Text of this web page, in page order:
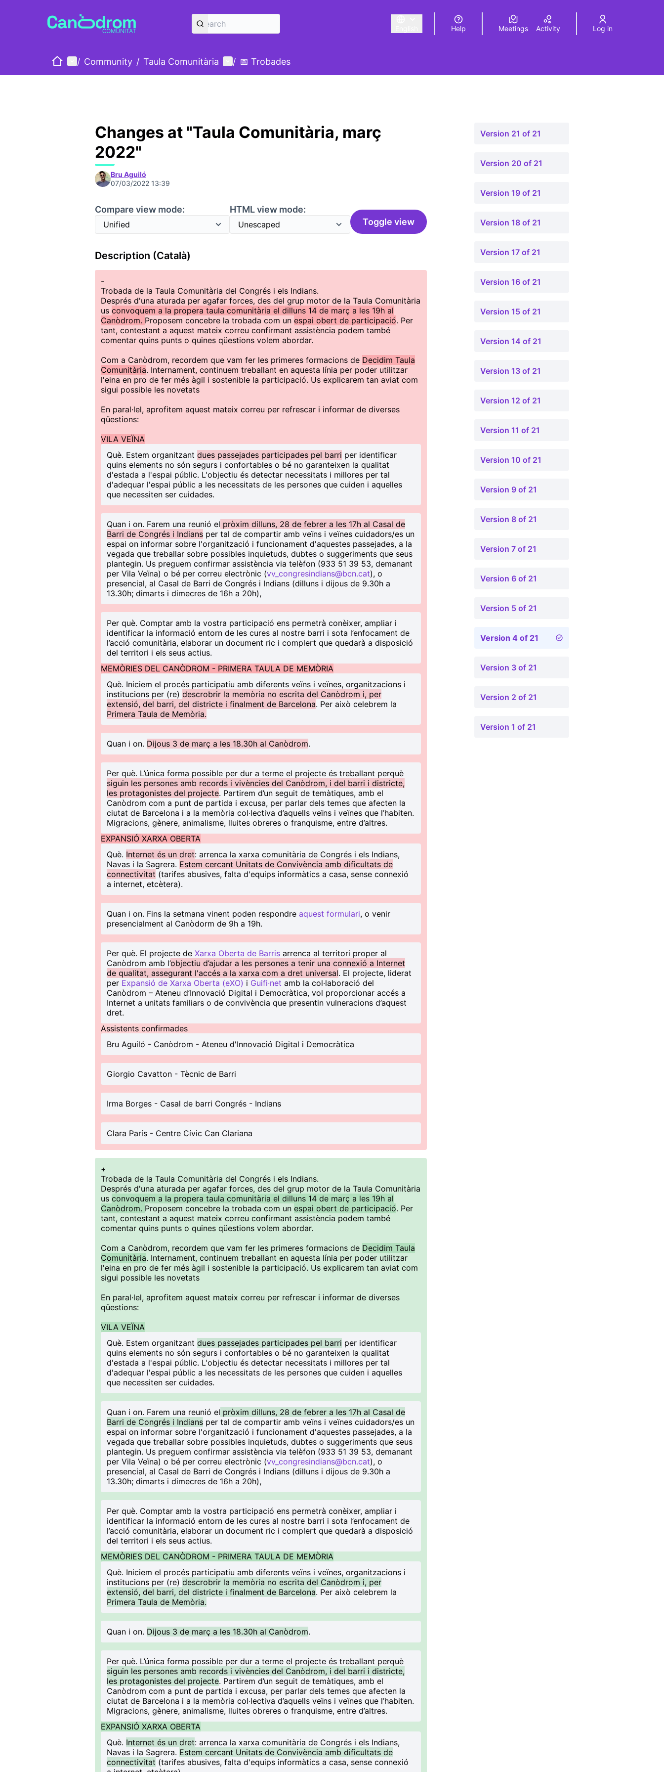
Triar la llengua Elegir el idiomaChoose language
Help Meetings Activity Log in
HomeMain menu
/ Community / Taula Comunitària User menu
/ 📅 Trobades
Changes at "Taula Comunitària, març
2022"
Bru Aguiló
07/03/2022 13:39
Compare view mode:
HTML view mode:
Toggle view
Description (Català)
-
Trobada de la Taula Comunitària del Congrés i els Indians.
Després d'una aturada per agafar forces, des del grup motor de la Taula Comunitària
us convoquem a la propera taula comunitària el dilluns 14 de març a les 19h al
Canòdrom. Proposem concebre la trobada com un espai obert de participació. Per
tant, contestant a aquest mateix correu confirmant assistència podem també
comentar quins punts o quines qüestions volem abordar.
Com a Canòdrom, recordem que vam fer les primeres formacions de Decidim Taula
Comunitària. Internament, continuem treballant en aquesta línia per poder utilitzar
l'eina en pro de fer més àgil i sostenible la participació. Us explicarem tan aviat com
sigui possible les novetats
En paral·lel, aprofitem aquest mateix correu per refrescar i informar de diverses
qüestions:
VILA VEÏNA
Què. Estem organitzant dues passejades participades pel barri per identificar
quins elements no són segurs i confortables o bé no garanteixen la qualitat
d'estada a l'espai públic. L'objectiu és detectar necessitats i millores per tal
d'adequar l'espai públic a les necessitats de les persones que cuiden i aquelles
que necessiten ser cuidades.
Quan i on. Farem una reunió el pròxim dilluns, 28 de febrer a les 17h al Casal de
Barri de Congrés i Indians per tal de compartir amb veïns i veïnes cuidadors/es un
espai on informar sobre l'organització i funcionament d'aquestes passejades, a la
vegada que treballar sobre possibles inquietuds, dubtes o suggeriments que seus
plantegin. Us preguem confirmar assistència via telèfon (933 51 39 53, demanant
per Vila Veïna) o bé per correu electrònic (vv_congresindians@bcn.cat), o
presencial, al Casal de Barri de Congrés i Indians (dilluns i dijous de 9.30h a
13.30h; dimarts i dimecres de 16h a 20h),
Per què. Comptar amb la vostra participació ens permetrà conèixer, ampliar i
identificar la informació entorn de les cures al nostre barri i sota l’enfocament de
l’acció comunitària, elaborar un document ric i complert que quedarà a disposició
del territori i els seus actius.
MEMÒRIES DEL CANÒDROM - PRIMERA TAULA DE MEMÒRIA
Què. Iniciem el procés participatiu amb diferents veïns i veïnes, organitzacions i
institucions per (re) descrobrir la memòria no escrita del Canòdrom i, per
extensió, del barri, del districte i finalment de Barcelona. Per això celebrem la
Primera Taula de Memòria.
Quan i on. Dijous 3 de març a les 18.30h al Canòdrom.
Per què. L’única forma possible per dur a terme el projecte és treballant perquè
siguin les persones amb records i vivències del Canòdrom, i del barri i districte,
les protagonistes del projecte. Partirem d’un seguit de temàtiques, amb el
Canòdrom com a punt de partida i excusa, per parlar dels temes que afecten la
ciutat de Barcelona i a la memòria col·lectiva d’aquells veïns i veïnes que l’habiten.
Migracions, gènere, animalisme, lluites obreres o franquisme, entre d’altres.
EXPANSIÓ XARXA OBERTA
Què. Internet és un dret: arrenca la xarxa comunitària de Congrés i els Indians,
Navas i la Sagrera. Estem cercant Unitats de Convivència amb dificultats de
connectivitat (tarifes abusives, falta d'equips informàtics a casa, sense connexió
a internet, etcètera).
Quan i on. Fins la setmana vinent poden respondre aquest formulari, o venir
presencialment al Canòdorm de 9h a 19h.
Per què. El projecte de Xarxa Oberta de Barris arrenca al territori proper al
Canòdrom amb l’objectiu d’ajudar a les persones a tenir una connexió a Internet
de qualitat, assegurant l'accés a la xarxa com a dret universal. El projecte, liderat
per Expansió de Xarxa Oberta (eXO) i Guifi·net amb la col·laboració del
Canòdrom – Ateneu d’Innovació Digital i Democràtica, vol proporcionar accés a
Internet a unitats familiars o de convivència que presentin vulneracions d’aquest
dret.
Assistents confirmades
Bru Aguiló - Canòdrom - Ateneu d'Innovació Digital i Democràtica
Giorgio Cavatton - Tècnic de Barri
Irma Borges - Casal de barri Congrés - Indians
Clara París - Centre Cívic Can Clariana
+
Trobada de la Taula Comunitària del Congrés i els Indians.
Després d'una aturada per agafar forces, des del grup motor de la Taula Comunitària
us convoquem a la propera taula comunitària el dilluns 14 de març a les 19h al
Canòdrom. Proposem concebre la trobada com un espai obert de participació. Per
tant, contestant a aquest mateix correu confirmant assistència podem també
comentar quins punts o quines qüestions volem abordar.
Com a Canòdrom, recordem que vam fer les primeres formacions de Decidim Taula
Comunitària. Internament, continuem treballant en aquesta línia per poder utilitzar
l'eina en pro de fer més àgil i sostenible la participació. Us explicarem tan aviat com
sigui possible les novetats
En paral·lel, aprofitem aquest mateix correu per refrescar i informar de diverses
qüestions:
VILA VEÏNA
Què. Estem organitzant dues passejades participades pel barri per identificar
quins elements no són segurs i confortables o bé no garanteixen la qualitat
d'estada a l'espai públic. L'objectiu és detectar necessitats i millores per tal
d'adequar l'espai públic a les necessitats de les persones que cuiden i aquelles
que necessiten ser cuidades.
Quan i on. Farem una reunió el pròxim dilluns, 28 de febrer a les 17h al Casal de
Barri de Congrés i Indians per tal de compartir amb veïns i veïnes cuidadors/es un
espai on informar sobre l'organització i funcionament d'aquestes passejades, a la
vegada que treballar sobre possibles inquietuds, dubtes o suggeriments que seus
plantegin. Us preguem confirmar assistència via telèfon (933 51 39 53, demanant
per Vila Veïna) o bé per correu electrònic (vv_congresindians@bcn.cat), o
presencial, al Casal de Barri de Congrés i Indians (dilluns i dijous de 9.30h a
13.30h; dimarts i dimecres de 16h a 20h),
Per què. Comptar amb la vostra participació ens permetrà conèixer, ampliar i
identificar la informació entorn de les cures al nostre barri i sota l’enfocament de
l’acció comunitària, elaborar un document ric i complert que quedarà a disposició
del territori i els seus actius.
MEMÒRIES DEL CANÒDROM - PRIMERA TAULA DE MEMÒRIA
Què. Iniciem el procés participatiu amb diferents veïns i veïnes, organitzacions i
institucions per (re) descrobrir la memòria no escrita del Canòdrom i, per
extensió, del barri, del districte i finalment de Barcelona. Per això celebrem la
Primera Taula de Memòria.
Quan i on. Dijous 3 de març a les 18.30h al Canòdrom.
Per què. L’única forma possible per dur a terme el projecte és treballant perquè
siguin les persones amb records i vivències del Canòdrom, i del barri i districte,
les protagonistes del projecte. Partirem d’un seguit de temàtiques, amb el
Canòdrom com a punt de partida i excusa, per parlar dels temes que afecten la
ciutat de Barcelona i a la memòria col·lectiva d’aquells veïns i veïnes que l’habiten.
Migracions, gènere, animalisme, lluites obreres o franquisme, entre d’altres.
EXPANSIÓ XARXA OBERTA
Què. Internet és un dret: arrenca la xarxa comunitària de Congrés i els Indians,
Navas i la Sagrera. Estem cercant Unitats de Convivència amb dificultats de
connectivitat (tarifes abusives, falta d'equips informàtics a casa, sense connexió
Version 21 of 21
Version 20 of 21
Version 19 of 21
Version 18 of 21
Version 17 of 21
Version 16 of 21
Version 15 of 21
Version 14 of 21
Version 13 of 21
Version 12 of 21
Version 11 of 21
Version 10 of 21
Version 9 of 21
Version 8 of 21
Version 7 of 21
Version 6 of 21
Version 5 of 21
Version 4 of 21
Version 3 of 21
Version 2 of 21
Version 1 of 21